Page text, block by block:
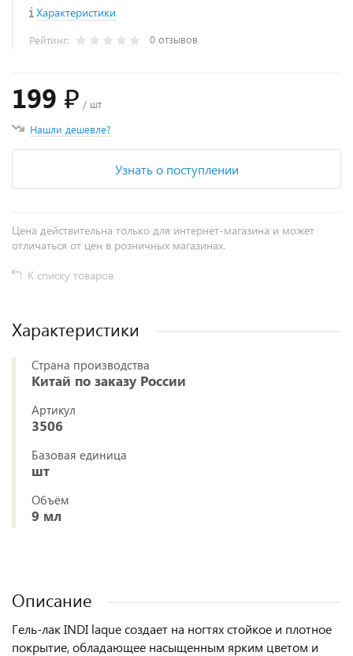
Характеристики
Рейтинг: 0 отзывов
199 ₽ / шт
Нашли дешевле?
Узнать о поступлении
Цена действительна только для интернет-магазина и может
отличаться от цен в розничных магазинах.
К списку товаров
Характеристики
Страна производства
Китай по заказу России
Артикул
3506
Базовая единица
шт
Объём
9 мл
Описание
Гель-лак INDI laque создает на ногтях стойкое и плотное
покрытие, обладающее насыщенным ярким цветом и